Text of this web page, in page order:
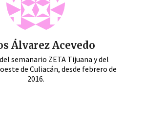
Álvarez Acevedo
semanario ZETA Tijuana y del
de Culiacán, desde febrero de
2016.